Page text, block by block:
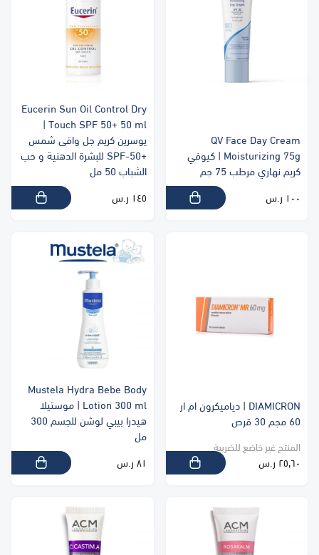
QV Face Day Cream
Moisturizing 75g | كيوفي
كريم نهاري مرطب 75 جم
١٠٠ ر.س
Eucerin Sun Oil Control Dry
Touch SPF 50+ 50 ml |
يوسرين كريم جل واقى شمس
+SPF-50 للبشرة الدهنية و حب
الشباب 50 مل
١٤٥ ر.س
DIAMICRON | دياميكرون ام ار
60 مجم 30 قرص
المنتج غير خاضع للضريبة
٢٥٫٦٠ ر.س
Mustela Hydra Bebe Body
Lotion 300 ml | موستيلا
هيدرا بيبي لوشن للجسم 300
مل
٨١ ر.س